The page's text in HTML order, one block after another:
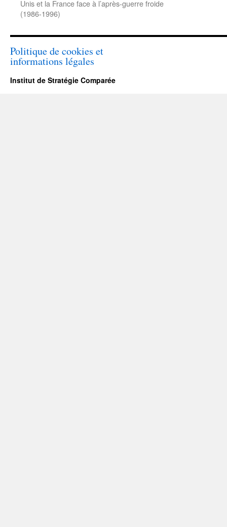
Unis et la France face à l’après-guerre froide
(1986-1996)
Politique de cookies et
informations légales
Institut de Stratégie Comparée